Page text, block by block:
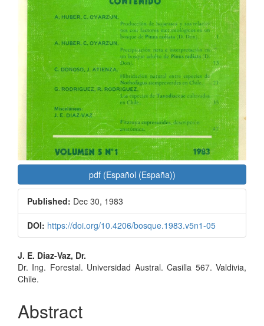
pdf (Español (España))
Published: Dec 30, 1983
DOI: https://doi.org/10.4206/bosque.1983.v5n1-05
Main
Article
J. E. Diaz-Vaz, Dr.
Dr. Ing. Forestal. Universidad Austral. Casilla 567. Valdivia,
Chile.
Abstract